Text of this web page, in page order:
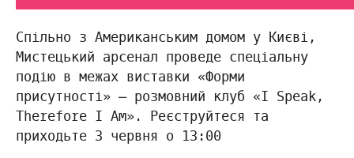
Спільно з Американським домом у Києві,
Мистецький арсенал проведе спеціальну
подію в межах виставки «Форми
присутності» — розмовний клуб «I Speak,
Therefore I Am». Реєструйтеся та
приходьте 3 червня о 13:00